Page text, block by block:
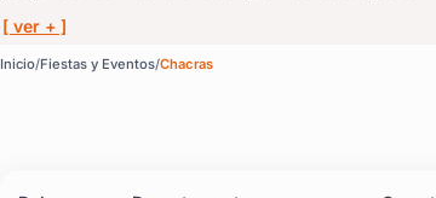
[ ver + ]
Inicio Fiestas y Eventos Chacras
Chacras para
.